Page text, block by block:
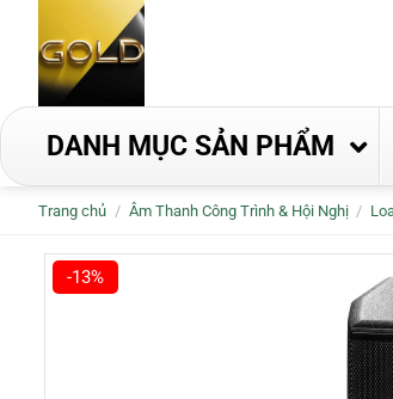
dung
DANH MỤC SẢN PHẨM
Trang chủ / Âm Thanh Công Trình & Hội Nghị /
-13%